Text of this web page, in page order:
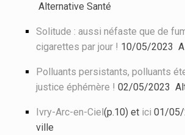
Alternative Santé
Solitude : aussi néfaste que de
cigarettes par jour ! 10/05/2023
Polluants persistants, polluants
justice éphémère ! 02/05/2023
Ivry-Arc-en-Ciel(p.10) et ici 01/
ville